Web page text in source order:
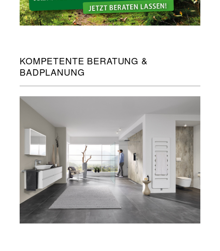
KOMPETENTE BERATUNG &
BADPLANUNG